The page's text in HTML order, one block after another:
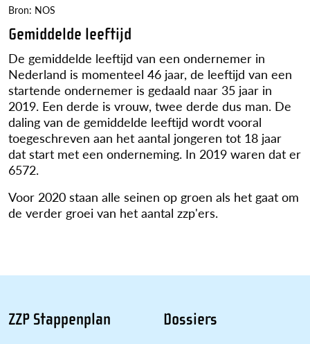
Bron: NOS
Gemiddelde leeftijd
De gemiddelde leeftijd van een ondernemer in
Nederland is momenteel 46 jaar, de leeftijd van een
startende ondernemer is gedaald naar 35 jaar in
2019. Een derde is vrouw, twee derde dus man. De
daling van de gemiddelde leeftijd wordt vooral
toegeschreven aan het aantal jongeren tot 18 jaar
dat start met een onderneming. In 2019 waren dat er
6572.
Voor 2020 staan alle seinen op groen als het gaat om
de verder groei van het aantal zzp'ers.
ZZP Stappenplan Dossiers